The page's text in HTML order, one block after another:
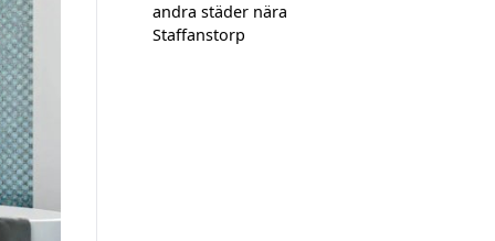
andra städer nära
Staffanstorp